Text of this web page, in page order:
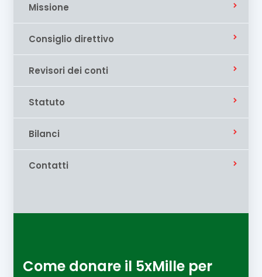
Missione
Consiglio direttivo
Revisori dei conti
Statuto
Bilanci
Contatti
Come donare il 5xMille per